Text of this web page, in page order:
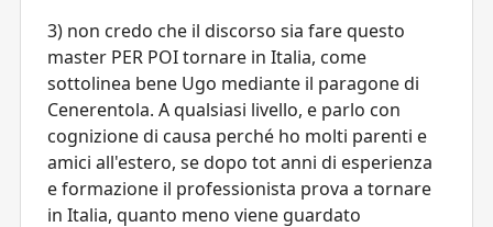
3) non credo che il discorso sia fare questo
master PER POI tornare in Italia, come
sottolinea bene Ugo mediante il paragone di
Cenerentola. A qualsiasi livello, e parlo con
cognizione di causa perché ho molti parenti e
amici all'estero, se dopo tot anni di esperienza
e formazione il professionista prova a tornare
in Italia, quanto meno viene guardato